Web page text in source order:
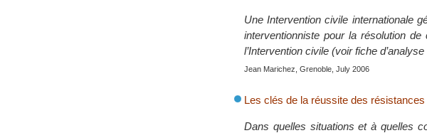
Une Intervention civile internationale
interventionniste pour la résolution
l’Intervention civile (voir fiche
Jean Marichez, Grenoble, July 2006
Les clés de la réussite des
Dans quelles situations et à quelles